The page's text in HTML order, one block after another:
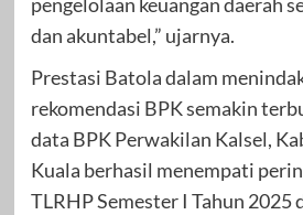
dan akuntabel,” ujarnya.
Prestasi Batola dalam
rekomendasi BPK semakin
data BPK Perwakilan Kalsel,
Kuala berhasil menempati
TLRHP Semester I Tahun 2025